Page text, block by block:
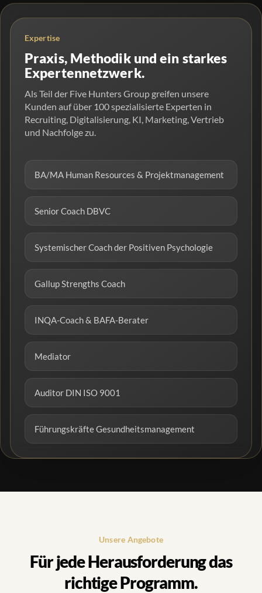
Expertise
Praxis, Methodik und ein starkes
Expertennetzwerk.
Als Teil der Five Hunters Group greifen unsere
Kunden auf über 100 spezialisierte Experten in
Recruiting, Digitalisierung, KI, Marketing, Vertrieb
und Nachfolge zu.
BA/MA Human Resources & Projektmanagement
Senior Coach DBVC
Systemischer Coach der Positiven Psychologie
Gallup Strengths Coach
INQA-Coach & BAFA-Berater
Mediator
Auditor DIN ISO 9001
Führungskräfte Gesundheitsmanagement
Unsere Angebote
Für jede Herausforderung das
richtige Programm.